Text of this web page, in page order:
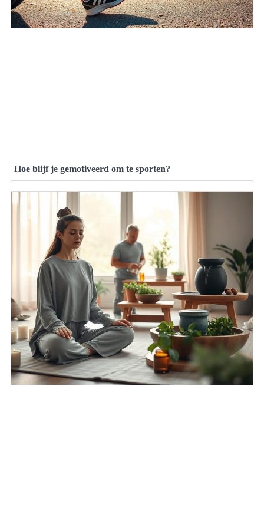
Hoe blijf je gemotiveerd om te sporten?